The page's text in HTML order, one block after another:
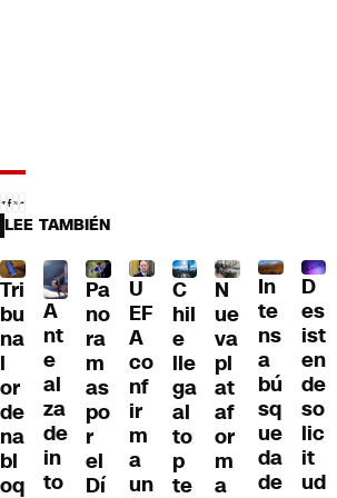
LEE TAMBIÉN
Tri
bu
na
l
or
de
na
bl
oq
A
nt
e
al
za
de
in
to
Pa
no
ra
m
as
po
r
el
Dí
U
EF
A
co
nf
ir
m
a
un
C
hil
e
lle
ga
al
to
p
te
N
ue
va
pl
at
af
or
m
a
In
te
ns
a
bú
sq
ue
da
de
D
es
ist
en
de
so
lic
it
ud